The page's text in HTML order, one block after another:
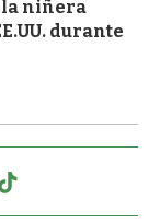
la niñera
durante